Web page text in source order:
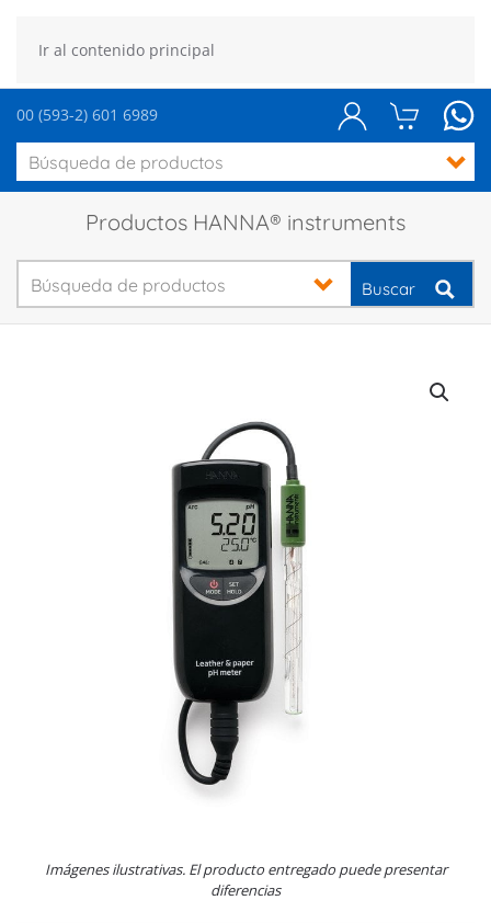
Ir al contenido principal
00 (593-2) 601 6989
Productos HANNA® instruments
Buscar
Imágenes ilustrativas. El producto entregado puede presentar
diferencias